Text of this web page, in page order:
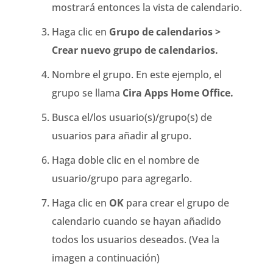
mostrará entonces la vista de calendario.
Haga clic en Grupo de calendarios >
Crear nuevo grupo de calendarios.
Nombre el grupo. En este ejemplo, el
grupo se llama Cira Apps Home Office.
Busca el/los usuario(s)/grupo(s) de
usuarios para añadir al grupo.
Haga doble clic en el nombre de
usuario/grupo para agregarlo.
Haga clic en OKpara crear el grupo de
calendario cuando se hayan añadido
todos los usuarios deseados. (Vea la
imagen a continuación)